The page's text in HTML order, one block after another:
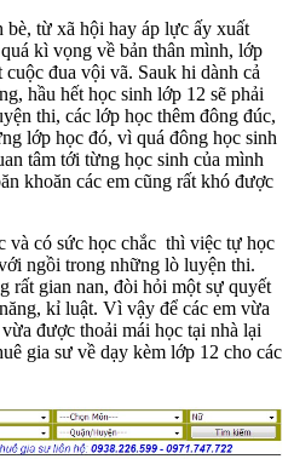
bè, từ xã hội hay áp lực ấy xuất
kì vọng về bản thân mình, lớp
đua vội vã. Sauk hi dành cả
hầu hết học sinh lớp 12 sẽ phải
thi, các lớp học thêm đông đúc,
lớp học đó, vì quá đông học sinh
tâm tới từng học sinh của mình
khoăn các em cũng rất khó được
và có sức học chắc thì việc tự học
ngồi trong những lò luyện thi.
rất gian nan, đòi hỏi một sự quyết
kỉ luật. Vì vậy để các em vừa
được thoải mái học tại nhà lại
gia sư về dạy kèm lớp 12 cho các